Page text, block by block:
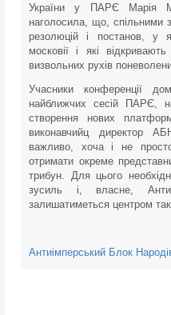
України у ПАРЄ Марія
наголосила, що,
резолюцій і постанов, у
московії і які
визвольних рухів
Учасники конференції
найближчих сесій ПАРЄ,
створення нових
виконавчийц директор
важливо, хоча і не
отримати окреме
трибун. Для цього
зусиль і, власне,
залишатиметься центром
Антиімперський Блок